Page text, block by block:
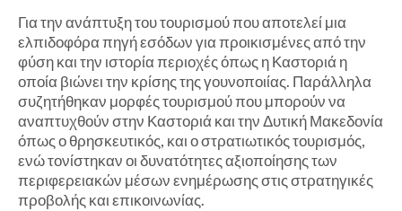
Για την ανάπτυξη του τουρισμού που αποτελεί μια
ελπιδοφόρα πηγή εσόδων για προικισμένες από την
φύση και την ιστορία περιοχές όπως η Καστοριά η
οποία βιώνει την κρίσης της γουνοποιίας. Παράλληλα
συζητήθηκαν μορφές τουρισμού που μπορούν να
αναπτυχθούν στην Καστοριά και την Δυτική Μακεδονία
όπως ο θρησκευτικός, και ο στρατιωτικός τουρισμός,
ενώ τονίστηκαν οι δυνατότητες αξιοποίησης των
περιφερειακών μέσων ενημέρωσης στις στρατηγικές
προβολής και επικοινωνίας.